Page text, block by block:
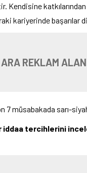
Kendisine
kariyerinde başarılar
ARA REKLAM
7 müsabakada sarı-
iddaa tercihlerini